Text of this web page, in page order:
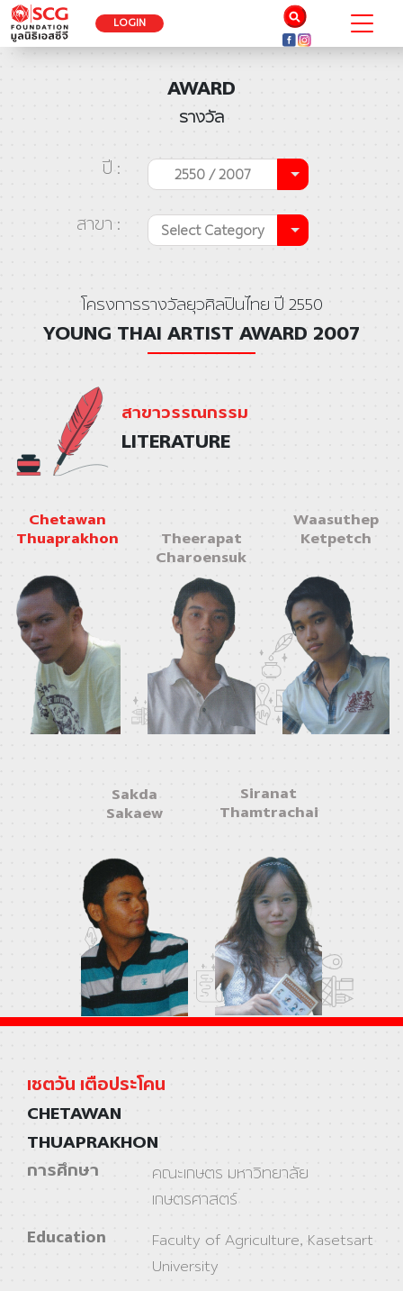
LOGIN
AWARD
รางวัล
ปี : 2550 / 2007
สาขา : Select Category
โครงการรางวัลยุวศิลปินไทย ปี 2550
YOUNG THAI ARTIST AWARD 2007
สาขาวรรณกรรม
LITERATURE
Chetawan
Thuaprakhon Theerapat
Charoensuk
Waasuthep
Ketpetch
Sakda
Sakaew
Siranat
Thamtrachai
เชตวัน เตือประโคน
CHETAWAN
THUAPRAKHON
การศึกษา
คณะเกษตร มหาวิทยาลัย
เกษตรศาสตร์
Education
Faculty of Agriculture, Kasetsart
University